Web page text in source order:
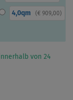
4,0qm ( € 909,00)
von 24